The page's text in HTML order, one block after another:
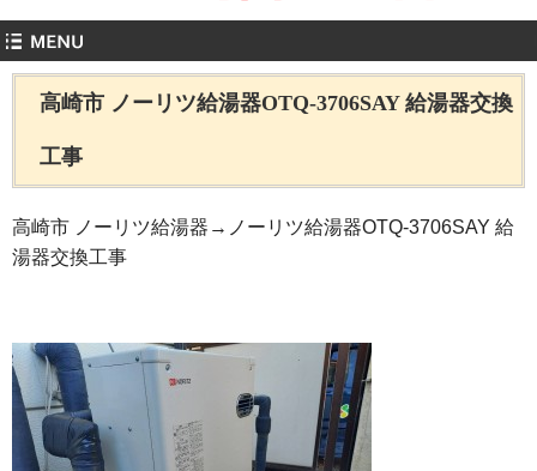
高崎市 ノーリツ給湯器OTQ-3706SAY 給湯器交換
工事
高崎市 ノーリツ給湯器→ノーリツ給湯器OTQ-3706SAY 給
湯器交換工事